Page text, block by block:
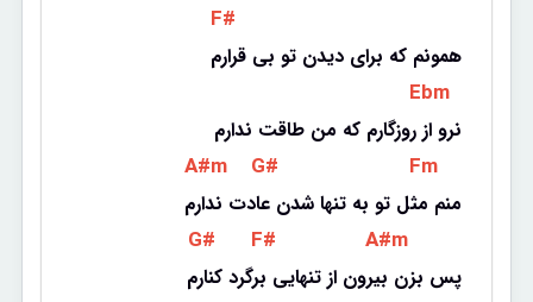
F#
همونم که برای دیدن تو بی قرارم
Ebm
نرو از روزگارم که من طاقت ندارم
A#m G# Fm
منم مثل تو به تنها شدن عادت ندارم
G# F# A#m
پس بزن بیرون از تنهایی برگرد کنارم